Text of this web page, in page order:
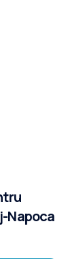
Napoca